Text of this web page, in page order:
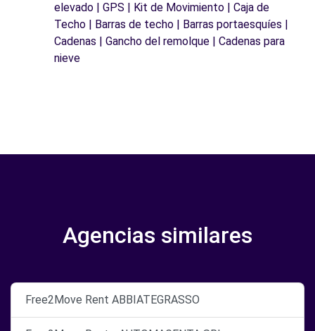
elevado | GPS | Kit de Movimiento | Caja de
Techo | Barras de techo | Barras portaesquíes |
Cadenas | Gancho del remolque | Cadenas para
nieve
Agencias similares
Free2Move Rent ABBIATEGRASSO